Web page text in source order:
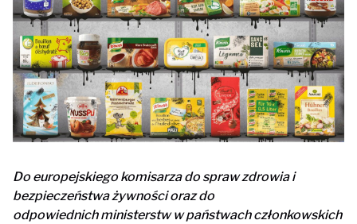
Do europejskiego komisarza do spraw zdrowia i
bezpieczeństwa żywności oraz do
odpowiednich ministerstw w państwach członkowskich